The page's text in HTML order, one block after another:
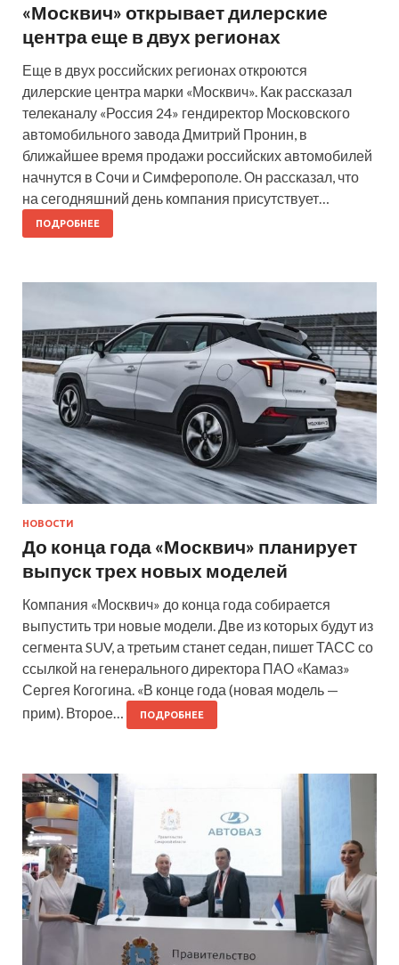
«Москвич» открывает дилерские
центра еще в двух регионах
Еще в двух российских регионах откроются
дилерские центра марки «Москвич». Как рассказал
телеканалу «Россия 24» гендиректор Московского
автомобильного завода Дмитрий Пронин, в
ближайшее время продажи российских автомобилей
начнутся в Сочи и Симферополе. Он рассказал, что
на сегодняшний день компания присутствует…
ПОДРОБНЕЕ
НОВОСТИ
До конца года «Москвич» планирует
выпуск трех новых моделей
Компания «Москвич» до конца года собирается
выпустить три новые модели. Две из которых будут из
сегмента SUV, а третьим станет седан, пишет ТАСС со
ссылкой на генерального директора ПАО «Камаз»
Сергея Когогина. «В конце года (новая модель —
прим). Второе…
ПОДРОБНЕЕ